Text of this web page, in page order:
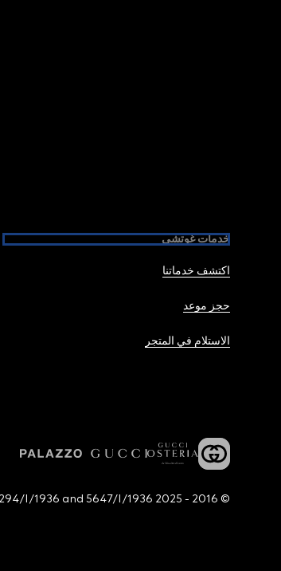
خدمات غوتشي
اكتشف خدماتنا
حجز موعد
الاستلام في المتجر
© 2016 - 2025 Guccio Gucci S.p.A. - All rights reserved. SIAE LICENCE # 2294/I/1936 and 5647/I/1936